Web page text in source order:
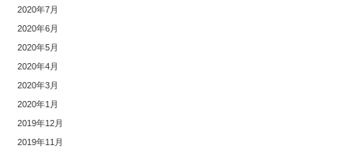
2020年7月
2020年6月
2020年5月
2020年4月
2020年3月
2020年1月
2019年12月
2019年11月